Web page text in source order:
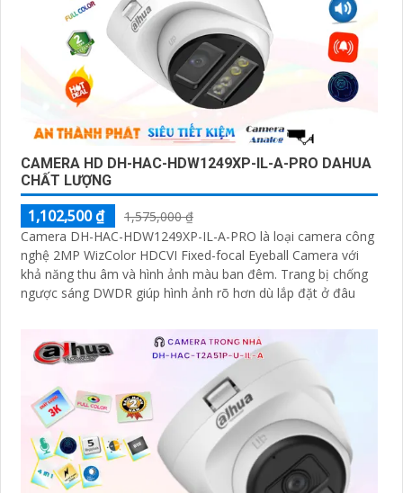
CAMERA HD DH-HAC-HDW1249XP-IL-A-PRO DAHUA
CHẤT LƯỢNG
1,102,500 ₫
1,575,000 ₫
Camera DH-HAC-HDW1249XP-IL-A-PRO là loại camera công
nghệ 2MP WizColor HDCVI Fixed-focal Eyeball Camera với
khả năng thu âm và hình ảnh màu ban đêm. Trang bị chống
ngược sáng DWDR giúp hình ảnh rõ hơn dù lắp đặt ở đâu